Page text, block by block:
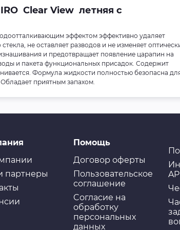
Clear View летняя с
эффектом эффективно удаляет
не оставляет разводов и не изменяет
и предотвращает появление царапин на
и пакета функциональных присадок. Содержит
Формула жидкости полностью безопасна
приятным запахом.
партнеры
Помощь
Договор оферты
Пользовательское
соглашение
Cогласие на
обработку
персональных
данных